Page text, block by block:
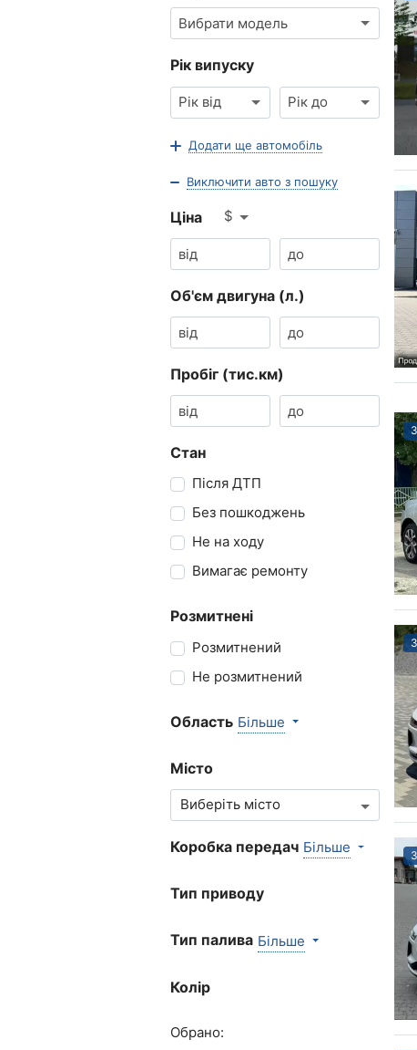
Вибрати модель
Рік випуску
Рік від Рік до
Додати ще автомобіль
Виключити авто з пошуку
Ціна $
Об'єм двигуна (л.)
Пробіг (тис.км)
Стан
Після ДТП
Без пошкоджень
Не на ходу
Вимагає ремонту
Розмитнені
Розмитнений
Не розмитнений
Область Більше
Місто
Коробка передач Більше
Тип приводу
Тип палива Більше
Колір
Обрано: